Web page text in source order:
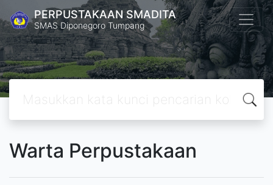
PERPUSTAKAAN SMADITA
SMAS Diponegoro Tumpang
Warta Perpustakaan